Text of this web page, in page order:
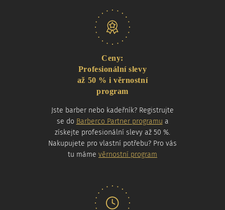
Ceny:
Profesionální slevy
až 50 % i věrnostní
program
Jste barber nebo kadeřník? Registrujte
se do Barberco Partner programu a
získejte profesionální slevy až 50 %.
Nakupujete pro vlastní potřebu? Pro vás
tu máme věrnostní program